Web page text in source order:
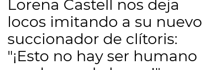
Lorena Castell nos deja
locos imitando a su nuevo
succionador de clítoris:
"¡Esto no hay ser humano